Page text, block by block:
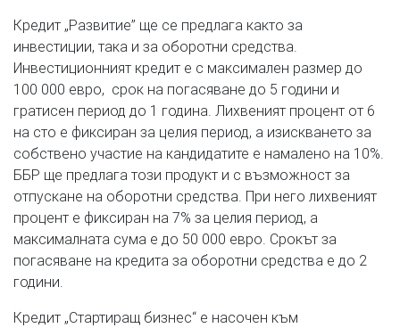
Кредит „Развитие” ще се предлага както за
инвестиции, така и за оборотни средства.
Инвестиционният кредит е с максимален размер до
100 000 евро, срок на погасяване до 5 години и
гратисен период до 1 година. Лихвеният процент от 6
на сто е фиксиран за целия период, а изискването за
собствено участие на кандидатите е намалено на 10%.
ББР ще предлага този продукт и с възможност за
отпускане на оборотни средства. При него лихвеният
процент е фиксиран на 7% за целия период, а
максималната сума е до 50 000 евро. Срокът за
погасяване на кредита за оборотни средства е до 2
години.
Кредит „Стартиращ бизнес“ е насочен към